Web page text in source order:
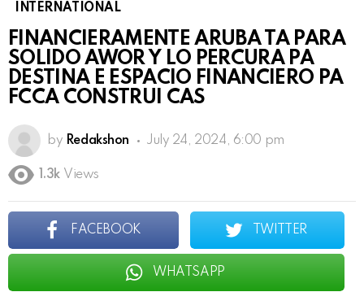
INTERNATIONAL
FINANCIERAMENTE ARUBA TA PARA
SOLIDO AWOR Y LO PERCURA PA
DESTINA E ESPACIO FINANCIERO PA
FCCA CONSTRUI CAS
by Redakshon July 24, 2024, 6:00 pm
1.3k Views
FACEBOOK TWITTER
WHATSAPP